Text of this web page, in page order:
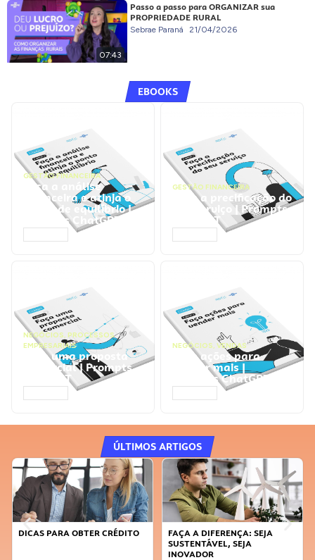
07:43
Passo a passo para ORGANIZAR sua
PROPRIEDADE RURAL
Sebrae Paraná 21/04/2026
EBOOKS
GESTÃO FINANCEIRA
Faça a análise
financeira e atinja o
ponto de equilíbrio |
Prompts ChatGPT
GESTÃO FINANCEIRA
Faça a precificação do
seu serviço | Prompts
ChatGPT
NEGÓCIOS, PROCESSOS
EMPRESARIAIS
Faça uma proposta
comercial | Prompts
ChatGPT
NEGÓCIOS, VENDAS
Faça ações para
vender mais |
Prompts ChatGPT
ÚLTIMOS ARTIGOS
DICAS PARA OBTER CRÉDITO
FAÇA A DIFERENÇA: SEJA
SUSTENTÁVEL, SEJA
INOVADOR